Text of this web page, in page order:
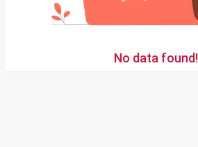
No data found!